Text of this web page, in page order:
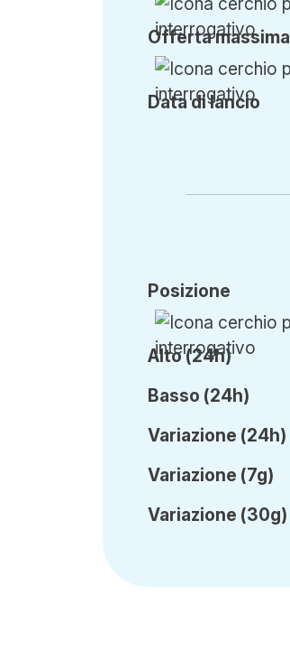
Offertamassima
Data di lancio
Posizione
Alto (24h)
Basso (24h)
Variazione (24h)
Variazione (7g)
Variazione (30g)